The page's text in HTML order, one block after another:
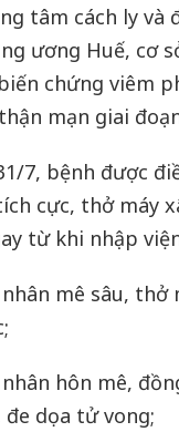
tâm cách ly và
ương Huế, cơ
chứng viêm
mạn giai
7, bệnh được
cực, thở máy
từ khi nhập
mê sâu, thở
hôn mê,
dọa tử vong;